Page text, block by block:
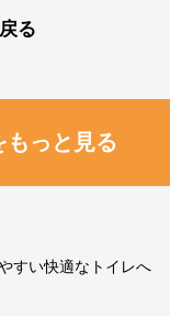
る
っと見る
すい快適なトイレへ